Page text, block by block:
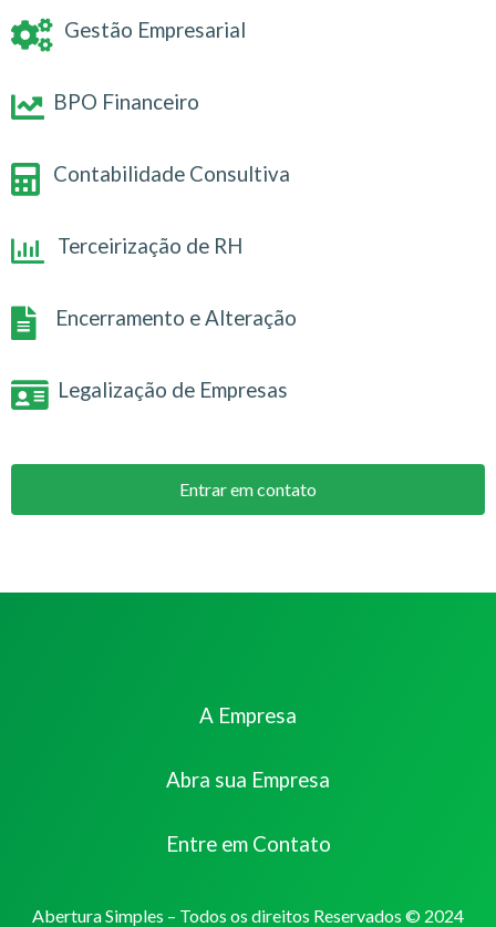
Gestão Empresarial
BPO Financeiro
Contabilidade Consultiva
Terceirização de RH
Encerramento e Alteração
Legalização de Empresas
Entrar em contato
A Empresa
Abra sua Empresa
Entre em Contato
Abertura Simples – Todos os direitos Reservados © 2024